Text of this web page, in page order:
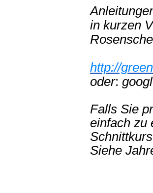
in kurzen
http://
oder:
Falls Sie
einfach zu
Siehe